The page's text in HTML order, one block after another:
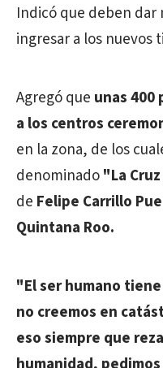
Indicó que deben dar
ingresar a los nuevos
Agregó que unas
a los centros
en la zona, de los
denominado"La
de Felipe Carrillo
Quintana Roo.
"El ser humano
no creemos en
eso siempre que